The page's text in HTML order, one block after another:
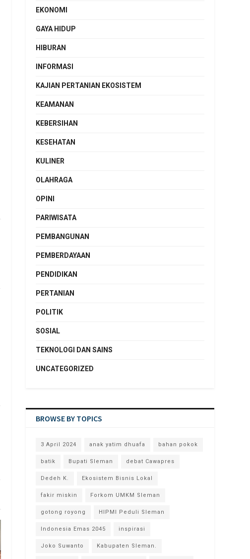
EKONOMI
GAYA HIDUP
HIBURAN
INFORMASI
KAJIAN PERTANIAN EKOSISTEM
KEAMANAN
KEBERSIHAN
KESEHATAN
KULINER
OLAHRAGA
OPINI
PARIWISATA
PEMBANGUNAN
PEMBERDAYAAN
PENDIDIKAN
PERTANIAN
POLITIK
SOSIAL
TEKNOLOGI DAN SAINS
UNCATEGORIZED
BROWSE BY TOPICS
3 April 2024 anak yatim dhuafa bahan pokok
batik Bupati Sleman debat Cawapres
Dedeh K. Ekosistem Bisnis Lokal
fakir miskin Forkom UMKM Sleman
gotong royong HIPMI Peduli Sleman
Indonesia Emas 2045 inspirasi
Joko Suwanto Kabupaten Sleman.